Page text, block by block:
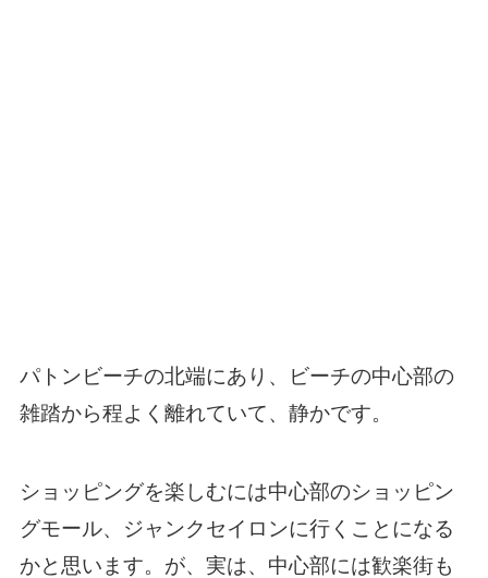
パトンビーチの北端にあり、ビーチの中心部の
雑踏から程よく離れていて、静かです。
ショッピングを楽しむには中心部のショッピン
グモール、ジャンクセイロンに行くことになる
かと思います。が、実は、中心部には歓楽街も